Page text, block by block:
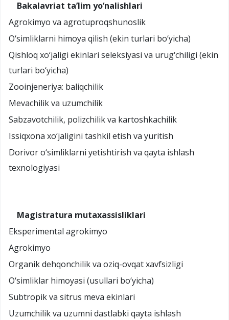
Bakalavriat ta’lim yo‘nalishlari
Agrokimyo va agrotuproqshunoslik
O‘simliklarni himoya qilish (ekin turlari bo‘yicha)
Qishloq xo‘jaligi ekinlari seleksiyasi va urug‘chiligi (ekin
turlari bo‘yicha)
Zooinjeneriya: baliqchilik
Mevachilik va uzumchilik
Sabzavotchilik, polizchilik va kartoshkachilik
Issiqxona xo‘jaligini tashkil etish va yuritish
Dorivor o‘simliklarni yetishtirish va qayta ishlash
texnologiyasi
Magistratura mutaxassisliklari
Eksperimental agrokimyo
Agrokimyo
Organik dehqonchilik va oziq-ovqat xavfsizligi
O‘simliklar himoyasi (usullari bo‘yicha)
Subtropik va sitrus meva ekinlari
Uzumchilik va uzumni dastlabki qayta ishlash